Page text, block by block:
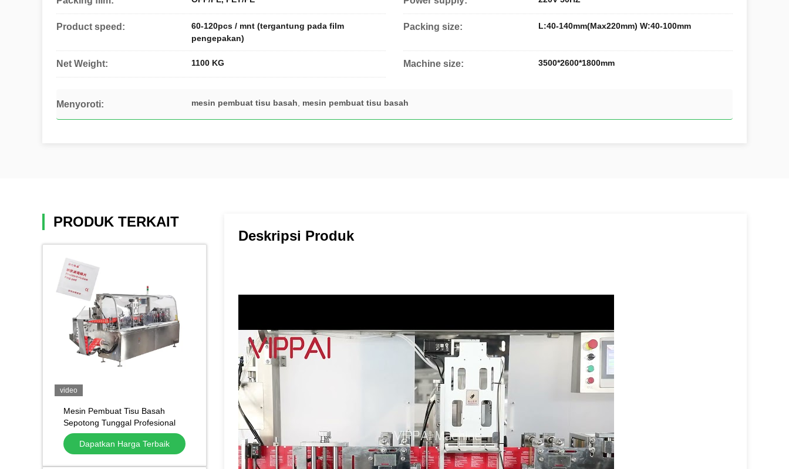
Product speed:
60-120pcs / mnt (tergantung pada film
pengepakan)
Packing size: L:40-140mm(Max220mm) W:40-100mm
Net Weight: 1100 KG Machine size: 3500*2600*1800mm
Menyoroti: mesin pembuat tisu basah mesin pembuat tisu basah
Deskripsi Produk
PRODUK TERKAIT
video
Mesin Pembuat Tisu Basah
Sepotong Tunggal Profesional
Peralatan Pengepakan Jaringan
Penyegel Empat Sisi
Dapatkan Harga Terbaik